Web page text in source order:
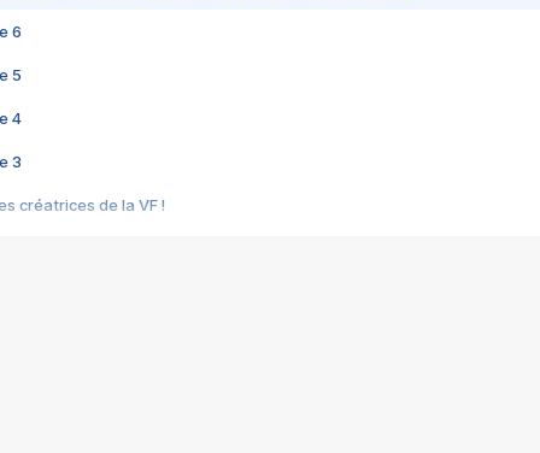
6
5
4
3
créatrices de la VF !